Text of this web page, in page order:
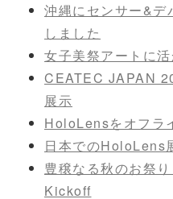
沖縄にセンサー&デ
しました
女子美祭アートに
CEATEC JAPAN
展示
HoloLensをオフラ
日本でのHoloLens
豊穣なる秋のお祭
Kickoff